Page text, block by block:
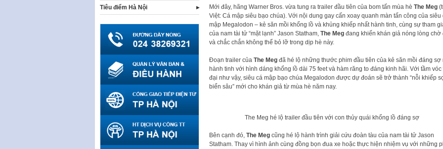
Mới đây, hãng Warner Bros. vừa tung ra trailer đầu tiên của bom tấn mùa hè The Meg
Việt: Cá mập siêu bạo chúa). Với nội dung gay cấn xoay quanh màn tấn công của siêu
mập Megalodon – kẻ săn mồi khổng lồ và khủng khiếp nhất hành tinh, cùng sự tham
của nam tài tử “mặt lạnh” Jason Statham, The Megđang khiến khán giả nóng lòng chờ
và chắc chắn không thể bỏ lỡ trong dịp hè này.
Đoạn trailer của The Megđã hé lộ những thước phim đầu tiên của kẻ săn mồi đáng sợ
hành tinh với hình dáng khổng lồ dài 75 feet và hàm răng to đáng kinh hãi. Với tầm vóc
đại như vậy, siêu cá mập bạo chúa Megalodon được dự đoán sẽ trở thành “nỗi khiếp
biển sâu” mới cho khán giả từ mùa hè năm nay.
The Meg hé lộ trailer đầu tiên với con thủy quái khổng lồ đáng sợ
Bên cạnh đó, The Megcũng hé lộ hành trình giải cứu đoàn tàu của nam tài tử Jason
Statham. Thay vì hình ảnh cùng đồng bọn đua xe hoặc thực hiện nhiệm vụ với những
Tiêu điểm Hà Nội